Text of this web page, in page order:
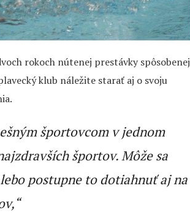
rokoch nútenej prestávky spôsobenej
klub náležite starať aj o svoju
športovcom v jednom
športov. Môže sa
postupne to dotiahnuť aj na